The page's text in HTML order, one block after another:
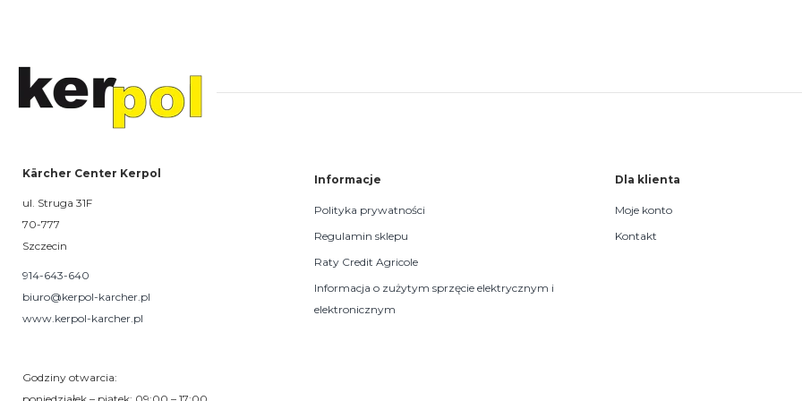
Kärcher Center Kerpol
ul. Struga 31F
70-777
Szczecin
914-643-640
biuro@kerpol-karcher.pl
www.kerpol-karcher.pl
Godziny otwarcia:
Informacje
Polityka prywatności
Regulamin sklepu
Raty Credit Agricole
Informacja o zużytym sprzęcie elektrycznym i
elektronicznym
Dla klienta
Moje konto
Kontakt